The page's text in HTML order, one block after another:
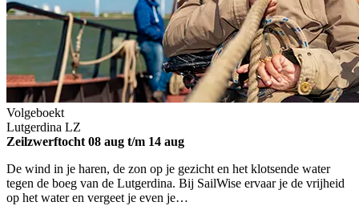
Volgeboekt
Lutgerdina LZ
Zeilzwerftocht 08 aug t/m 14 aug
De wind in je haren, de zon op je gezicht en het klotsende water
tegen de boeg van de Lutgerdina. Bij SailWise ervaar je de vrijheid
op het water en vergeet je even je…